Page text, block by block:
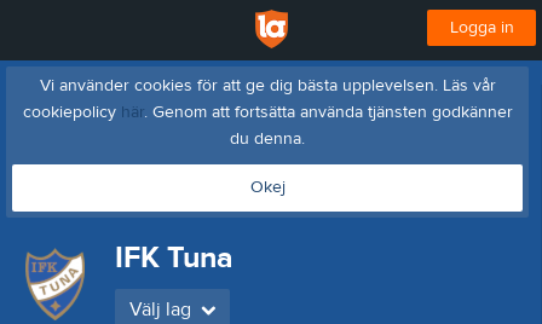
Logga in
Vi använder cookies för att ge dig bästa upplevelsen. Läs vår
cookiepolicy här. Genom att fortsätta använda tjänsten godkänner
du denna.
Okej
IFK Tuna
Välj lag